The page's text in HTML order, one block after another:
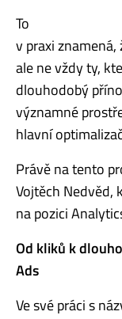
To
v praxi
ale ne vždy ty,
dlouhodobý
významné
hlavní
Právěna tento
Vojtěch Nedvěd,
na pozici
Od kliků k
Ads
Ve svépráci s